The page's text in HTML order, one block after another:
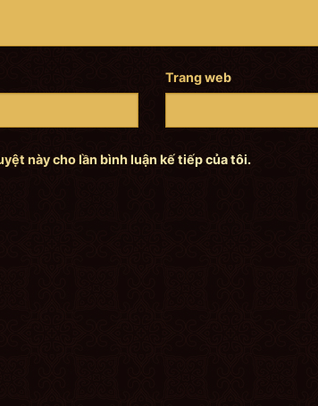
Trang web
này cho lần bình luận kế tiếp của tôi.